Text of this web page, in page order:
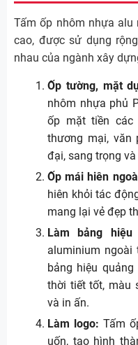
Tấm ốp nhôm nhựa
cao, được sử dụng
nhau của ngành xây
Ốp tường, mặt
nhôm nhựa phủ
ốp mặt tiền các
thương mại, văn
đại, sang trọng
Ốp mái hiên
hiên khỏi tác
mang lại vẻ đẹp
Làm bảng
aluminium
bảng hiệu
thời tiết tốt, màu
và in ấn.
Làm logo: Tấm
uốn, tạo hình